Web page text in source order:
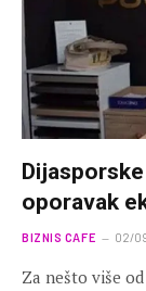
oporavak
BIZNIS CAFE 02/
Za nešto više